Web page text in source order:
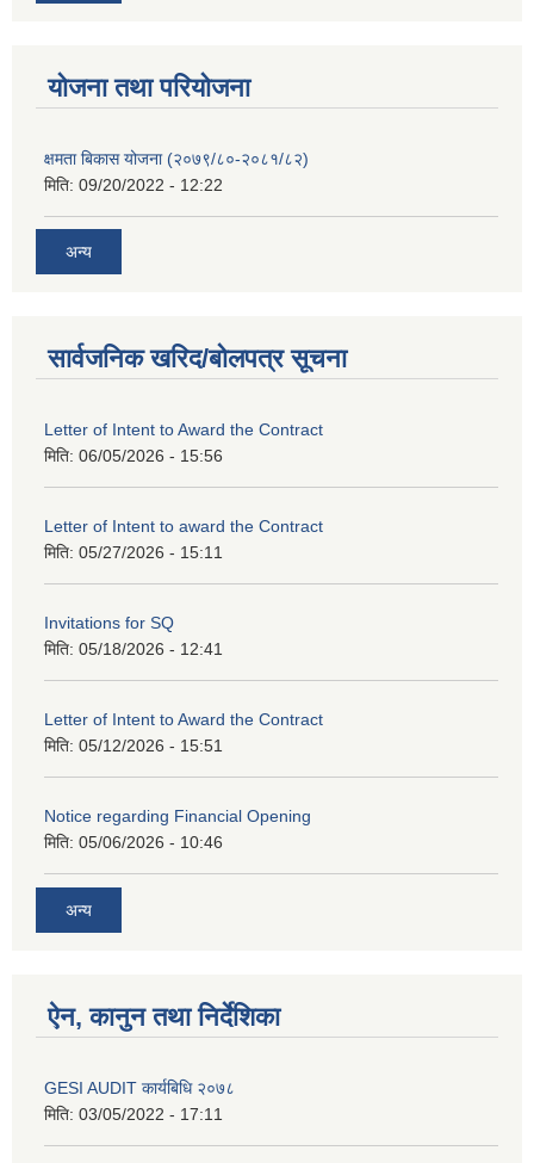
याेजना तथा परियाेजना
क्षमता बिकास योजना (२०७९/८०-२०८१/८२)
मिति: 09/20/2022 - 12:22
अन्य
सार्वजनिक खरिद/बोलपत्र सूचना
Letter of Intent to Award the Contract
मिति: 06/05/2026 - 15:56
Letter of Intent to award the Contract
मिति: 05/27/2026 - 15:11
Invitations for SQ
मिति: 05/18/2026 - 12:41
Letter of Intent to Award the Contract
मिति: 05/12/2026 - 15:51
Notice regarding Financial Opening
मिति: 05/06/2026 - 10:46
अन्य
ऐन, कानुन तथा निर्देशिका
GESI AUDIT कार्यबिधि २०७८
मिति: 03/05/2022 - 17:11